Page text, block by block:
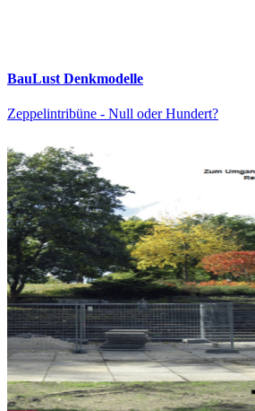
BauLust Denkmodelle
Zeppelintribüne - Null oder Hundert?